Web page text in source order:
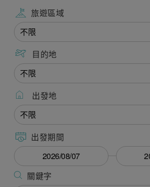
旅遊區域
目的地
出發地
出發期間